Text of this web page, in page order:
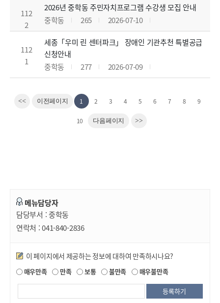
112
2
2026년 중학동 주민자치프로그램 수강생 모집 안내
중학동
265 2026-07-10
112
1
세종「우미 린 센터파크」 장애인 기관추천 특별공급
신청안내
중학동
277 2026-07-09
<< 이전페이지 1 2 3 4 5 6 7 8 9
10 다음페이지 >>
메뉴담당자
담당부서 :중학동
연락처 :041-840-2836
만족도조사
이 페이지에서 제공하는 정보에 대하여 만족하시나요?
매우만족 만족 보통 불만족 매우불만족